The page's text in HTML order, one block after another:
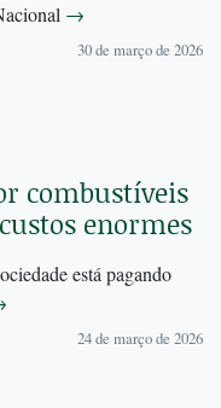
→
30 de março de 2026
combustíveis
enormes
está pagando
24 de março de 2026